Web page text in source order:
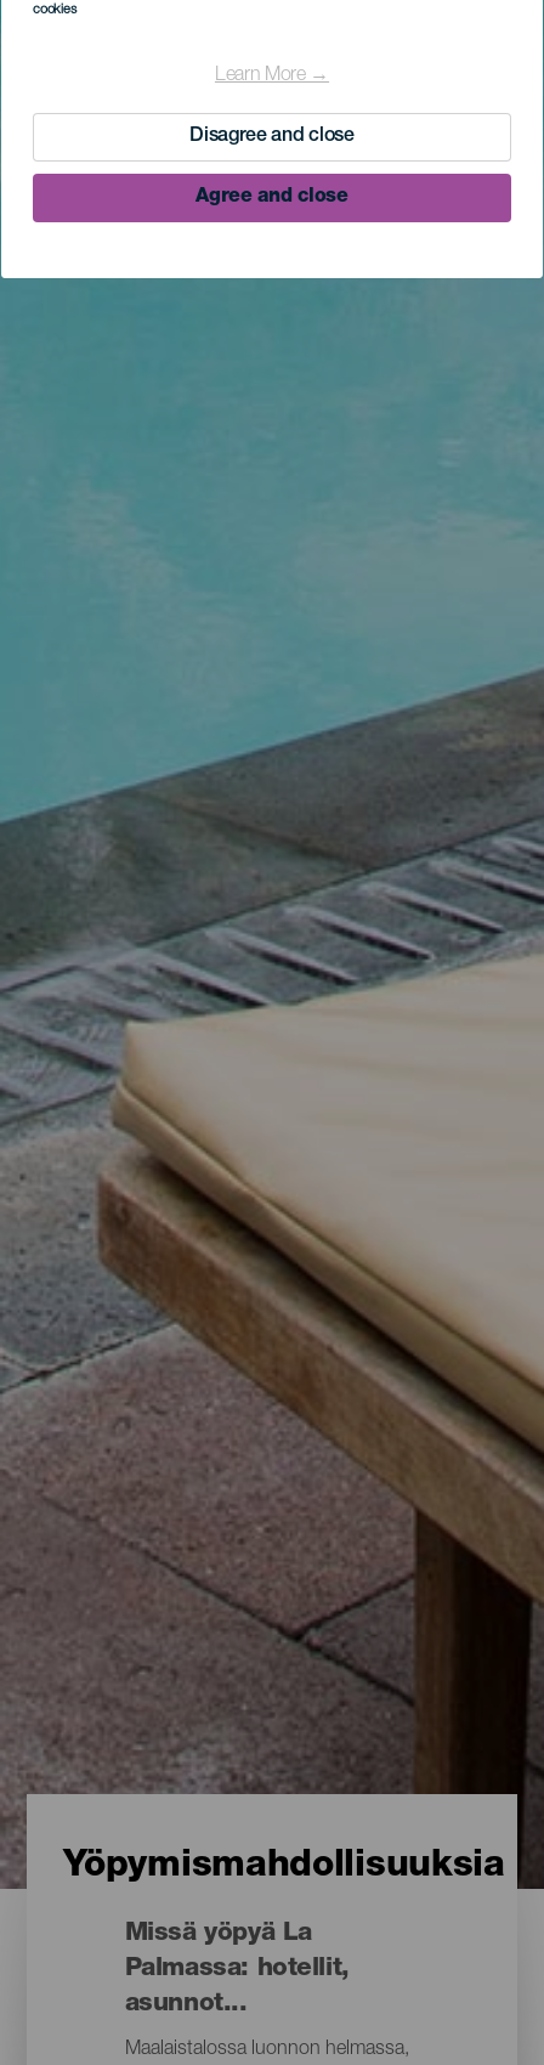
cookies
Learn More →
Disagree and close
Agree and close
Yöpymismahdollisuuksia
Missä yöpyä La
Palmassa: hotellit,
asunnot...
Maalaistalossa luonnon helmassa,